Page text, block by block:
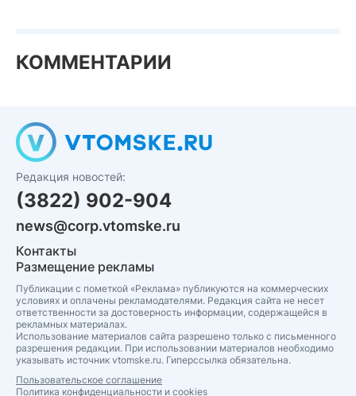
КОММЕНТАРИИ
Редакция новостей:
(3822) 902-904
news@corp.vtomske.ru
Контакты
Размещение рекламы
Публикации с пометкой «Реклама» публикуются на коммерческих
условиях и оплачены рекламодателями. Редакция сайта не несет
ответственности за достоверность информации, содержащейся в
рекламных материалах.
Использование материалов сайта разрешено только с письменного
разрешения редакции. При использовании материалов необходимо
указывать источник vtomske.ru. Гиперссылка обязательна.
Пользовательское соглашение
Политика конфиденциальности и cookies